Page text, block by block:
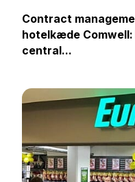
Contract
hotelkæde
central...